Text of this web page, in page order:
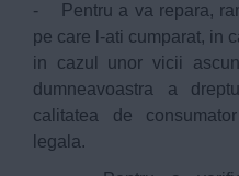
- Pentru a va repara,
pe care l-ati cumparat, in
in cazul unor vicii
dumneavoastra a
calitatea de
legala.